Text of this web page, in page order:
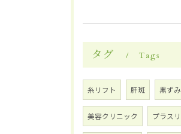
タグ Tags
糸リフト 肝斑 黒ずみ
美容クリニック プラス